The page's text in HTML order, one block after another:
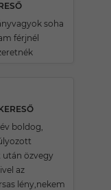
soha
férjnél
év boldog,
után özvegy
az
lény,nekem